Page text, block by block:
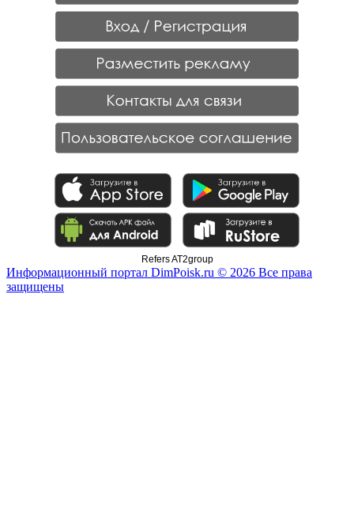
Refers AT2group
Информационный портал DimPoisk.ru © 2026 Все права
защищены